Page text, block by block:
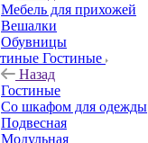
Мебель для прихожей
Вешалки
Обувницы
Гостиные
Назад
Гостиные
Со шкафом для одежды
Подвесная
Модульная